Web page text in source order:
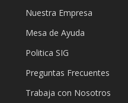
Nuestra Empresa
Mesa de Ayuda
Politica SIG
Preguntas Frecuentes
Trabaja con Nosotros